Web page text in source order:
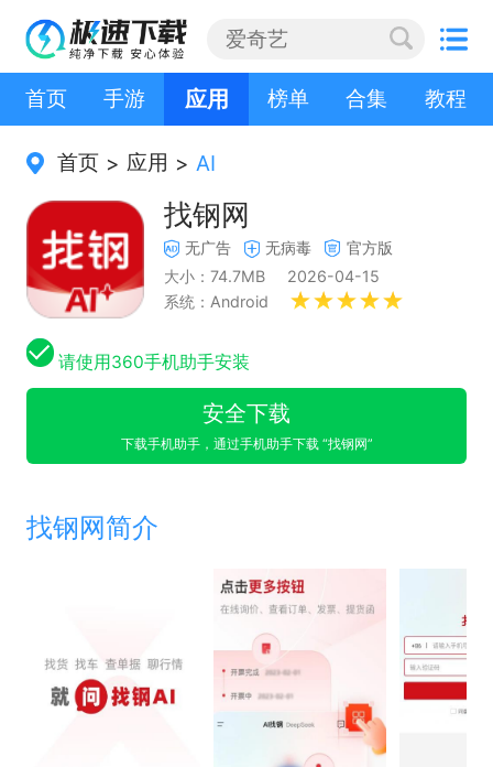
首页 手游 应用 榜单 合集 教程
首页 > 应用 > AI
找钢网
无广告 无病毒
官方版
大小：74.7MB
2026-04-15
系统：Android
请使用360手机助手安装
安全下载
下载手机助手，通过手机助手下载 “找钢网”
找钢网简介